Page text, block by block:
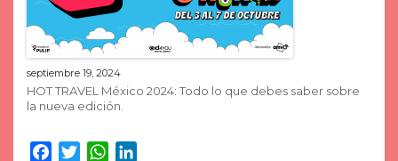
septiembre 19, 2024
HOT TRAVEL México 2024: Todo lo que debes saber sobre
la nueva edición.
Facebook
TwitterWhatsApp